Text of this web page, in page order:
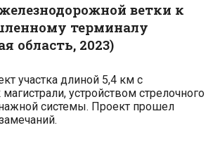
ветки к
терминалу
область, 2023)
участка длиной 5,4 км с
устройством стрелочного
системы. Проект прошел